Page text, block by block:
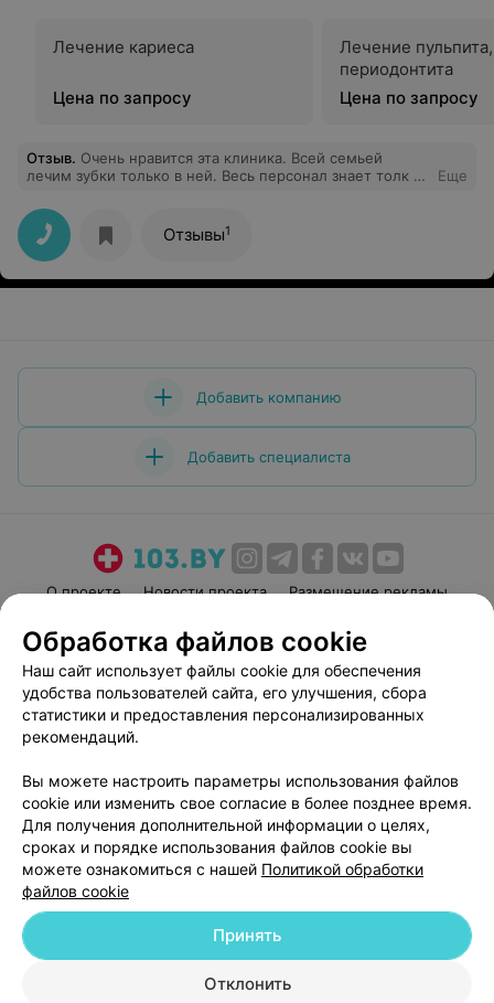
Лечение кариеса
Цена по запросу
Лечение пульпита,
периодонтита
Цена по запросу
Отзыв. Очень нравится эта клиника. Всей семьей
лечим зубки только в ней. Весь персонал знает толк в
любую проблему. В сравнении с другими клиниками
очень демократичные цены. Индивидуальный подход к
каждому клиенту. Всем рекомендую.
Еще
Отзывы1
Добавить компанию
Добавить специалиста
О проекте Новости проекта
Размещение рекламы
Пользовательское соглашение
Способы оплаты
Вакансии
Партнеры
Написать руководителю 103.by
Персональные настройки cookie
Обработка персональных данных
© 2026 ООО «Артокс Лаб», УНП 191700409| 220012, Республика Беларусь,
г. Минск, улица Толбухина, 2, пом. 16 | help@103.by
Обработка файлов cookie
Наш сайт использует файлы cookie для обеспечения
удобства пользователей сайта, его улучшения, сбора
статистики и предоставления персонализированных
рекомендаций.
Вы можете настроить параметры использования файлов
cookie или изменить свое согласие в более позднее время.
Для получения дополнительной информации о целях,
сроках и порядке использования файлов cookie вы
можете ознакомиться с нашей Политикой обработки
файлов cookie
Отклонить
Принять